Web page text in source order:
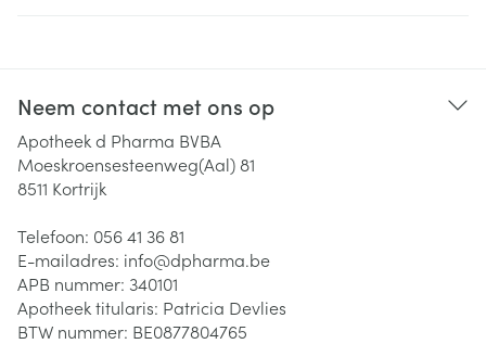
Neem contact met ons op
Apotheek d Pharma BVBA
Moeskroensesteenweg(Aal) 81
8511 Kortrijk
Telefoon: 056 41 36 81
E-mailadres: info@dpharma.be
APB nummer: 340101
Apotheek titularis: Patricia Devlies
BTW nummer: BE0877804765